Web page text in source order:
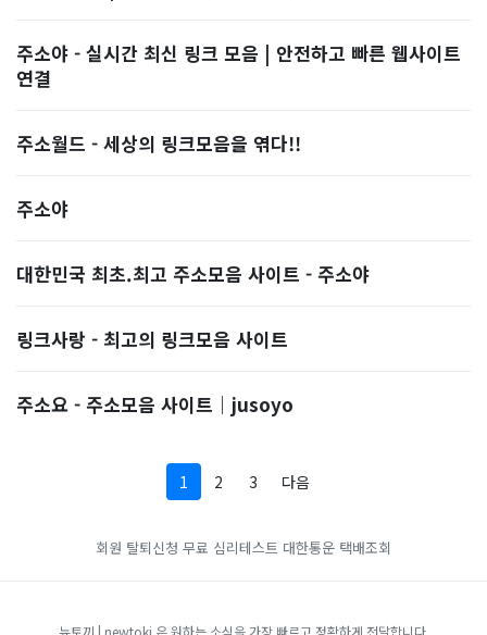
주소야 - 실시간 최신 링크 모음 | 안전하고 빠른 웹사이트
연결
주소월드 - 세상의 링크모음을 엮다!!
주소야
대한민국 최초.최고 주소모음 사이트 - 주소야
링크사랑 - 최고의 링크모음 사이트
주소요 - 주소모음 사이트｜jusoyo
1 2 3 다음
회원 탈퇴신청 무료 심리테스트 대한통운 택배조회
뉴토끼 | newtoki 은 원하는 소식을 가장 빠르고 정확하게 전달합니다.